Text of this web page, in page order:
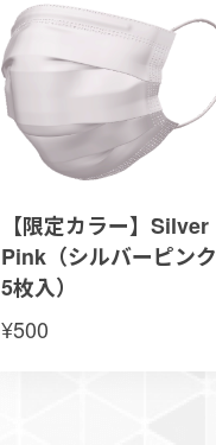
【限定カラー】Silver
Pink（シルバーピンク
5枚入）
¥500